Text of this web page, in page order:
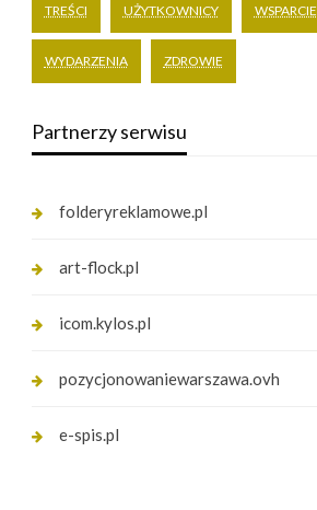
TREŚCI UŻYTKOWNICY WSPARCIE
WYDARZENIA ZDROWIE
Partnerzy serwisu
folderyreklamowe.pl
art-flock.pl
icom.kylos.pl
pozycjonowaniewarszawa.ovh
e-spis.pl